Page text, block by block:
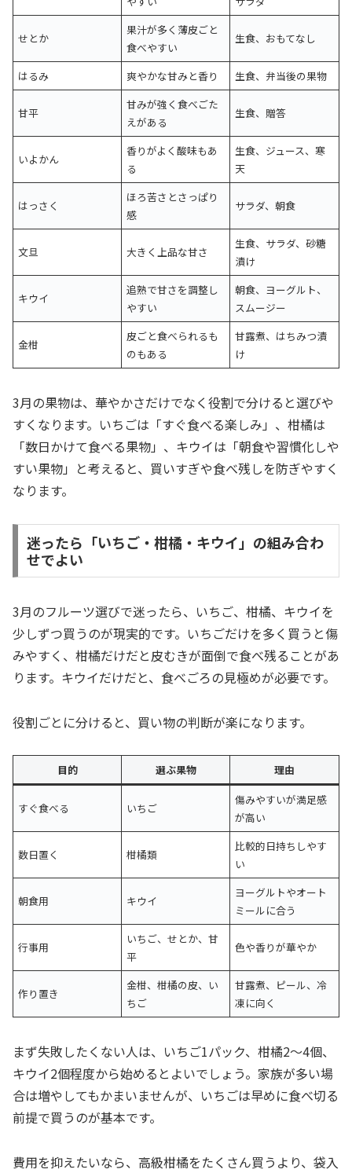
せとか
果汁が多く薄皮ごと
食べやすい
生食、おもてなし
はるみ 爽やかな甘みと香り 生食、弁当後の果物
甘平
甘みが強く食べごた
えがある
生食、贈答
いよかん
香りがよく酸味もあ
る
生食、ジュース、寒
天
はっさく
ほろ苦さとさっぱり
感
サラダ、朝食
文旦 大きく上品な甘さ
生食、サラダ、砂糖
漬け
キウイ
追熟で甘さを調整し
やすい
朝食、ヨーグルト、
スムージー
金柑
皮ごと食べられるも
のもある
甘露煮、はちみつ漬
け
3月の果物は、華やかさだけでなく役割で分けると選びや
すくなります。いちごは「すぐ食べる楽しみ」、柑橘は
「数日かけて食べる果物」、キウイは「朝食や習慣化しや
すい果物」と考えると、買いすぎや食べ残しを防ぎやすく
なります。
迷ったら「いちご・柑橘・キウイ」の組み合わ
せでよい
3月のフルーツ選びで迷ったら、いちご、柑橘、キウイを
少しずつ買うのが現実的です。いちごだけを多く買うと傷
みやすく、柑橘だけだと皮むきが面倒で食べ残ることがあ
ります。キウイだけだと、食べごろの見極めが必要です。
役割ごとに分けると、買い物の判断が楽になります。
目的 選ぶ果物 理由
すぐ食べる いちご
傷みやすいが満足感
が高い
数日置く 柑橘類
比較的日持ちしやす
い
朝食用 キウイ
ヨーグルトやオート
ミールに合う
行事用
いちご、せとか、甘
平
色や香りが華やか
作り置き
金柑、柑橘の皮、い
ちご
甘露煮、ピール、冷
凍に向く
まず失敗したくない人は、いちご1パック、柑橘2〜4個、
キウイ2個程度から始めるとよいでしょう。家族が多い場
合は増やしてもかまいませんが、いちごは早めに食べ切る
前提で買うのが基本です。
費用を抑えたいなら、高級柑橘をたくさん買うより、袋入